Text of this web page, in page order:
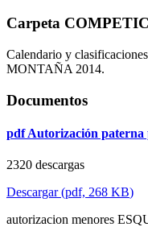
Carpeta
Calendario y
MONTAÑA 2014.
Documentos
pdf Autorización paterna
2320 descargas
Descargar(pdf, 268 KB)
autorizacion menores